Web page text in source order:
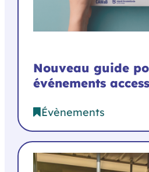
Nouveau guide
événements
Évènements